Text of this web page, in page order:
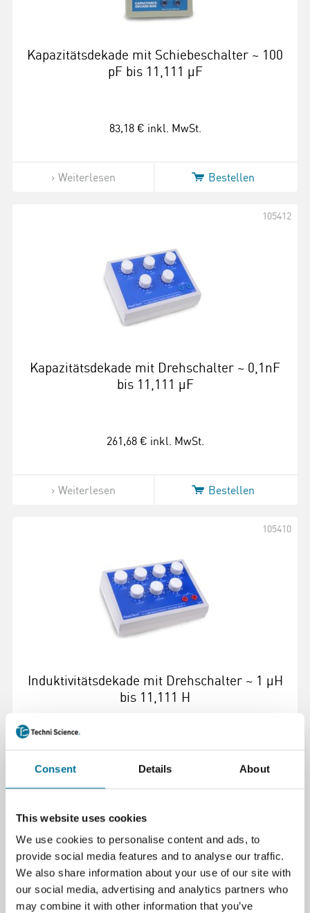
Consent Details About
This website uses cookies
We use cookies to personalise content and ads, to
provide social media features and to analyse our traffic.
We also share information about your use of our site with
our social media, advertising and analytics partners who
may combine it with other information that you’ve
Kapazitätsdekade mit Schiebeschalter ~ 100
pF bis 11,111 µF
83,18 € inkl. MwSt.
Weiterlesen Bestellen
Kapazitätsdekade mit Drehschalter ~ 0,1nF
bis 11,111 µF
105412
261,68 € inkl. MwSt.
Weiterlesen Bestellen
Induktivitätsdekade mit Drehschalter ~ 1 µH
bis 11,111 H
105410
285,48 € inkl. MwSt.